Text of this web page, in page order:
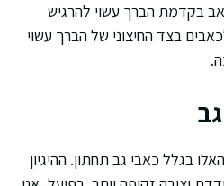
בקדמת הברך עשוי להרגיש
בצד החיצוני של הברך עשוי
בגלל כאבי גב תחתון. ההיגיון